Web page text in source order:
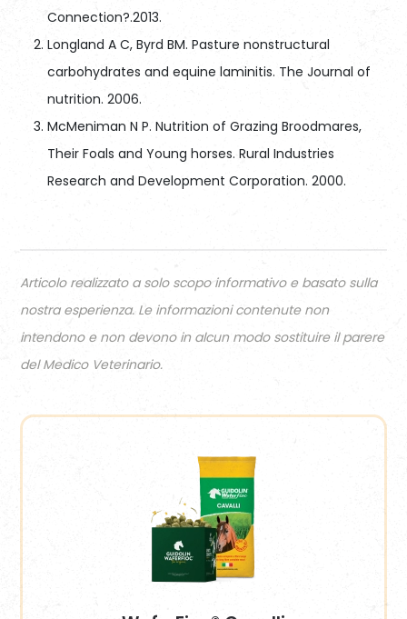
Connection?.2013.
Longland A C, Byrd BM. Pasture nonstructural
carbohydrates and equine laminitis. The Journal of
nutrition. 2006.
McMeniman N P. Nutrition of Grazing Broodmares,
Their Foals and Young horses. Rural Industries
Research and Development Corporation. 2000.
Articolo realizzato a solo scopo informativo e basato sulla
nostra esperienza. Le informazioni contenute non
intendono e non devono in alcun modo sostituire il parere
del Medico Veterinario.